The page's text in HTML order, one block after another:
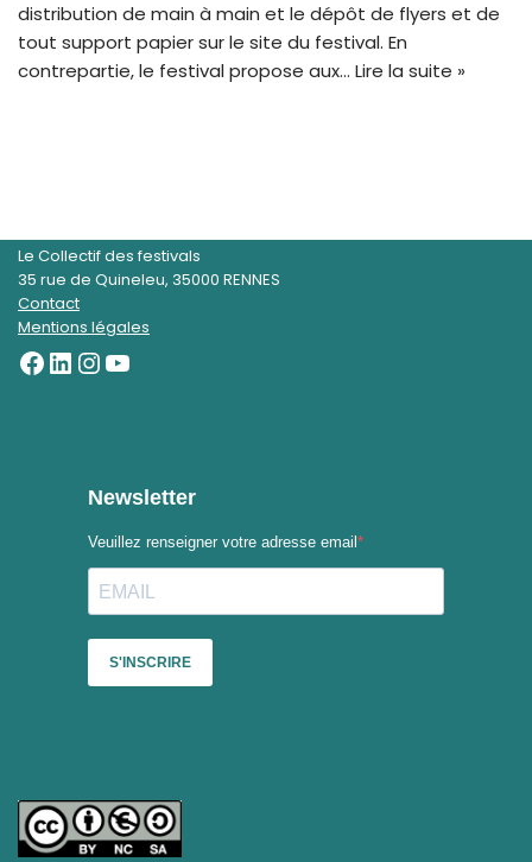
distribution de main à main et le dépôt de flyers et de
tout support papier sur le site du festival. En
contrepartie, le festival propose aux… Lire la suite »
Le Collectif des festivals
35 rue de Quineleu, 35000 RENNES
Contact
Mentions légales